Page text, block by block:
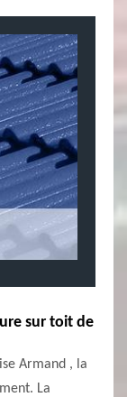
sur toit de
Armand , la
La